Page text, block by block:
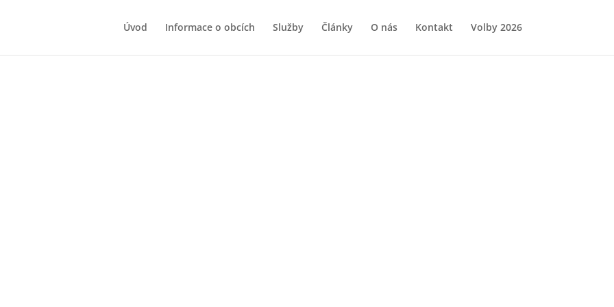
Úvod Informace o obcích Služby Články O nás Kontakt Volby 2026